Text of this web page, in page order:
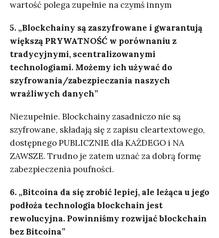
wartość polega zupełnie na czymś innym
5. „Blockchainy są zaszyfrowane i gwarantują
większą PRYWATNOŚĆ w porównaniu z
tradycyjnymi, scentralizowanymi
technologiami. Możemy ich używać do
szyfrowania/zabezpieczania naszych
wrażliwych danych”
Niezupełnie. Blockchainy zasadniczo nie są
szyfrowane, składają się z zapisu cleartextowego,
dostępnego PUBLICZNIE dla KAŻDEGO i NA
ZAWSZE. Trudno je zatem uznać za dobrą formę
zabezpieczenia poufności.
6. „Bitcoina da się zrobić lepiej, ale leżąca u jego
podłoża technologia blockchain jest
rewolucyjna. Powinniśmy rozwijać blockchain
bez Bitcoina”